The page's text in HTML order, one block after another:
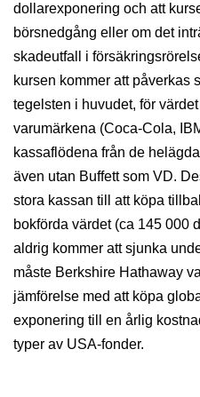
dollarexponering och att
börsnedgång eller om det
skadeutfall i
kursen kommer att påverkas
tegelsten i huvudet, för
varumärkena (Coca-Cola,
kassaflödena från de
även utan Buffett som VD.
stora kassan till att köpa
bokförda värdet (ca 145 000
aldrig kommer att sjunka
måste Berkshire Hathaway
jämförelse med att köpa
exponering till en årlig
typer av USA-fonder.